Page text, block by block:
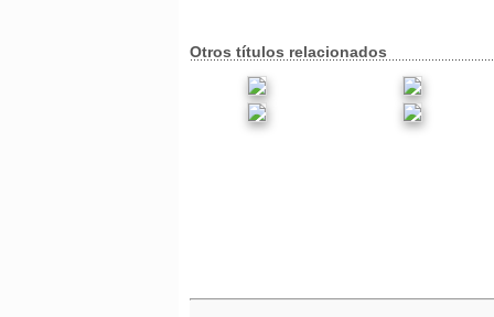
Otros títulos relacionados